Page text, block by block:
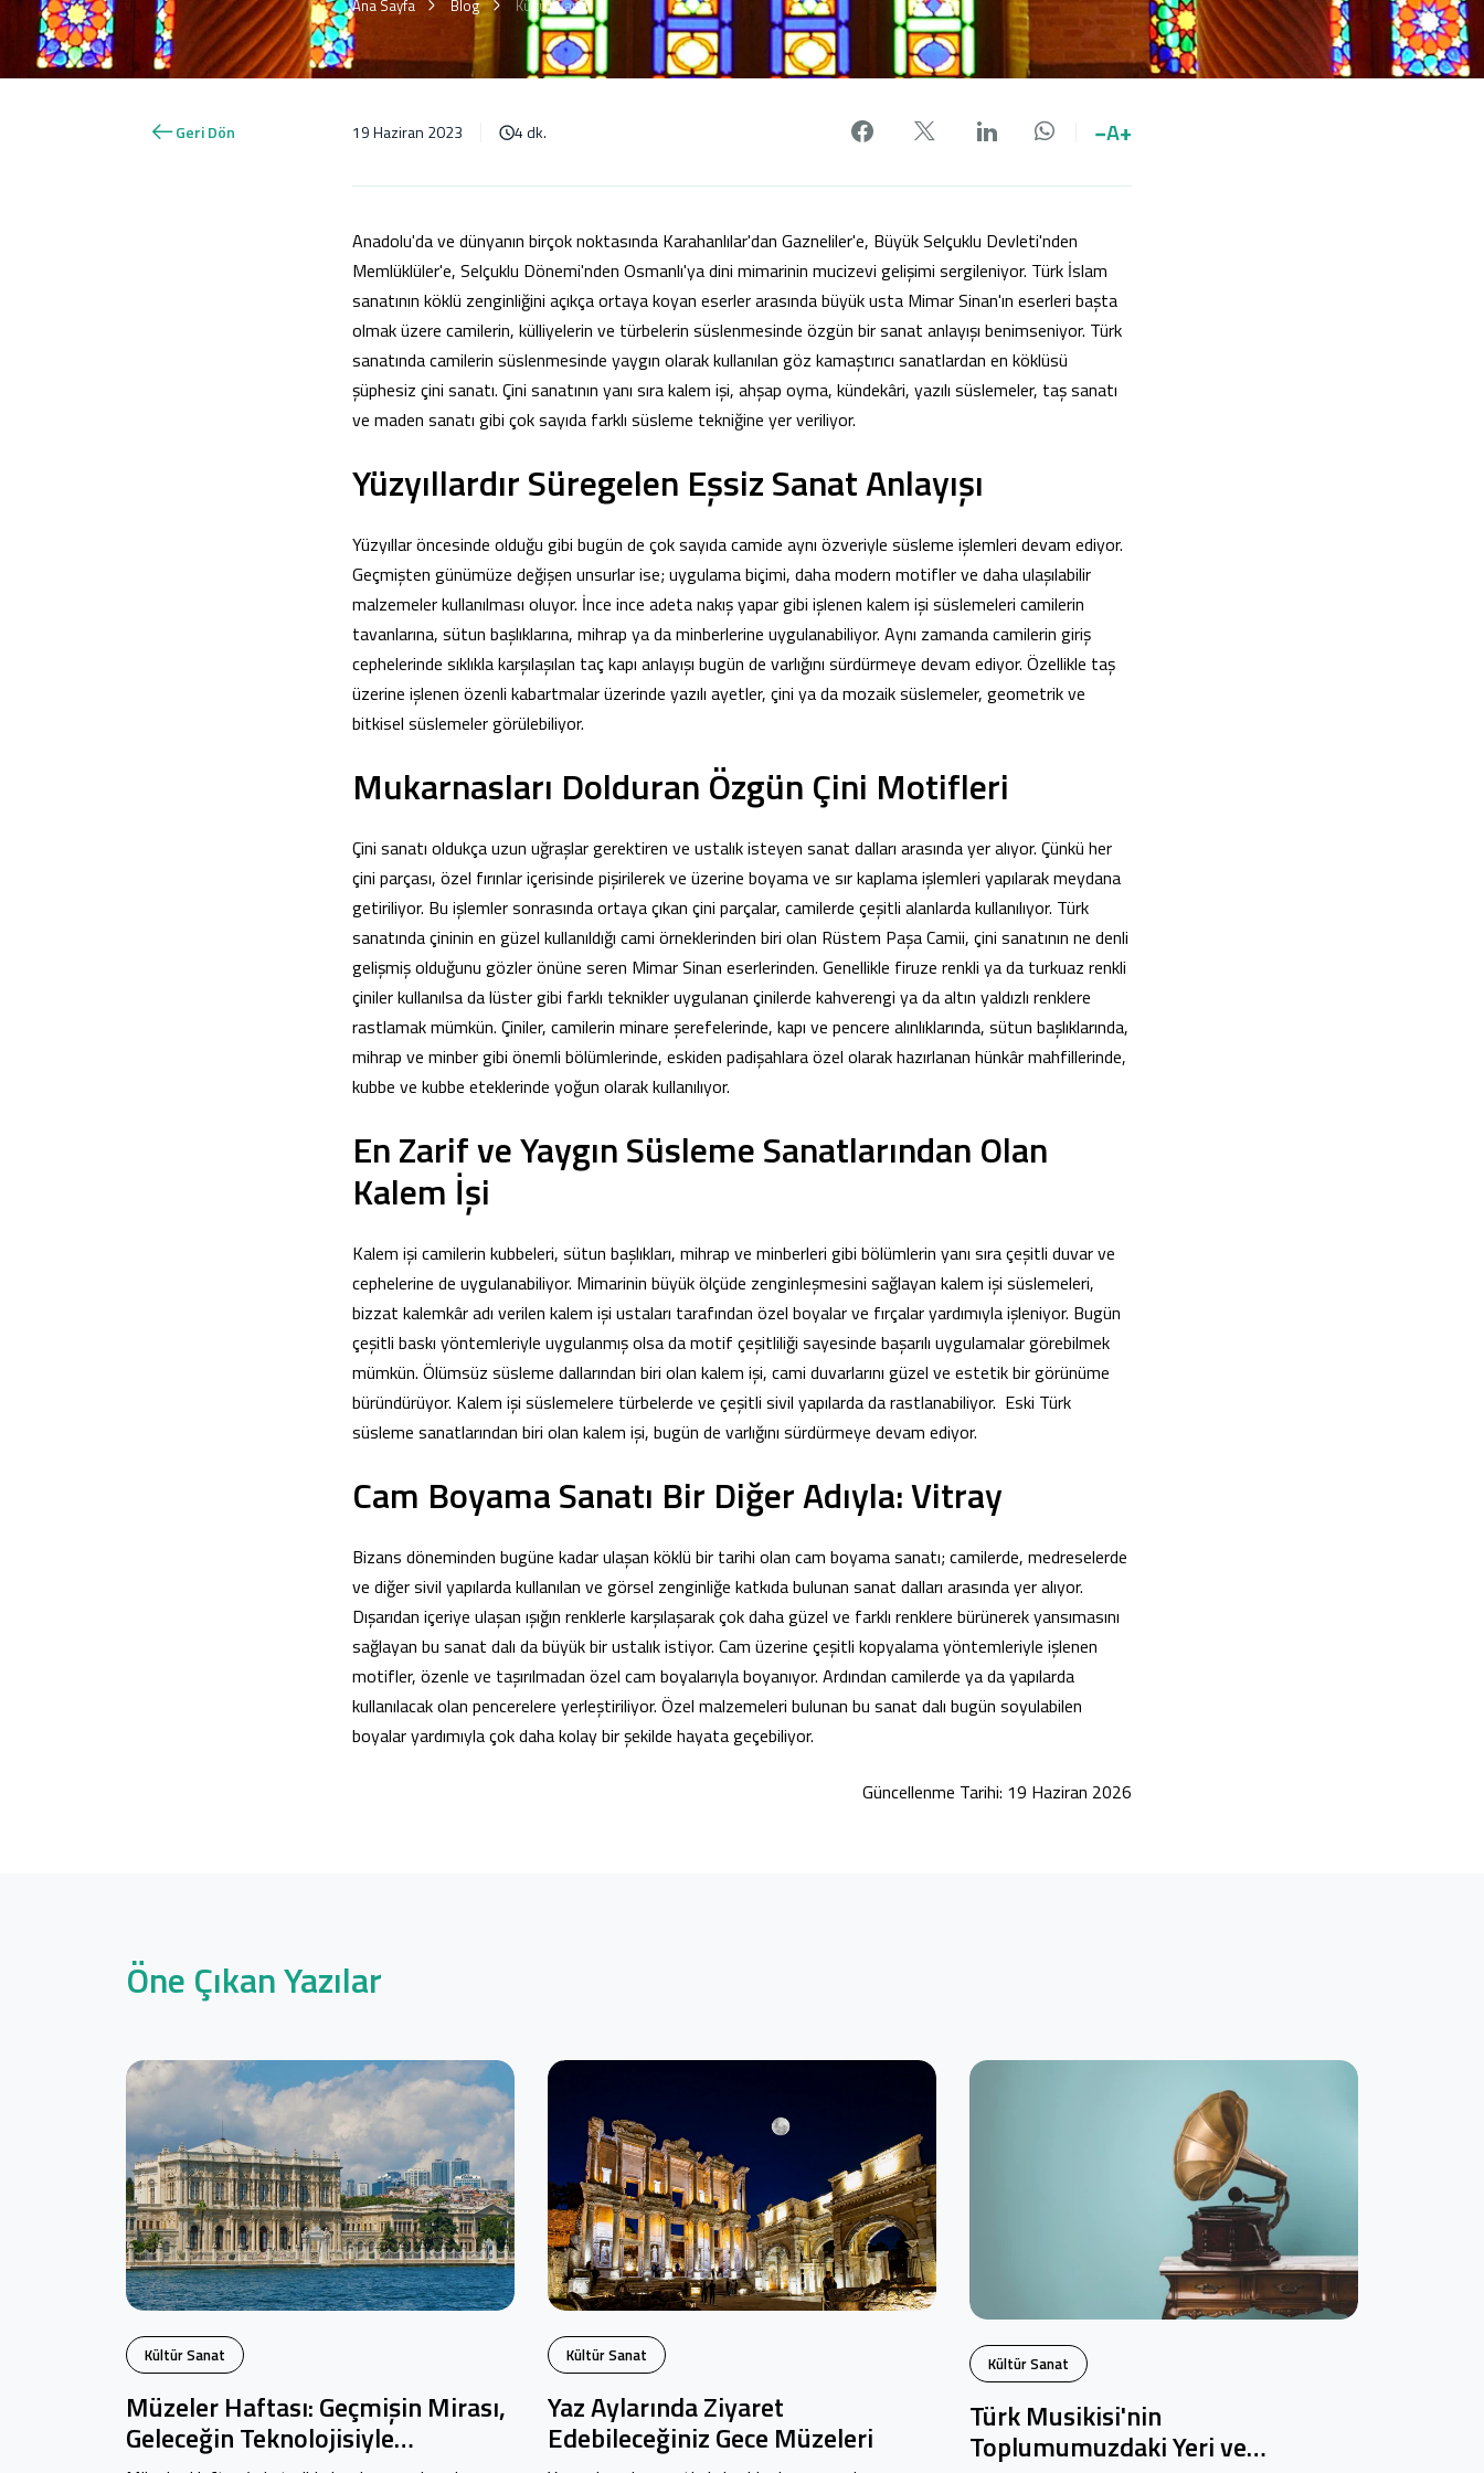
Ana Sayfa Blog Kültür Sanat
Geri Dön 19 Haziran 2023 4 dk. Facebook'da paylaş
X'de paylaşLinkedIn'de paylaş
Whatsapp'da paylaş
−A+
Anadolu'da ve dünyanın birçok noktasında Karahanlılar'dan Gazneliler'e, Büyük Selçuklu Devleti'nden
Memlüklüler'e, Selçuklu Dönemi'nden Osmanlı'ya dini mimarinin mucizevi gelişimi sergileniyor. Türk İslam
sanatının köklü zenginliğini açıkça ortaya koyan eserler arasında büyük usta Mimar Sinan'ın eserleri başta
olmak üzere camilerin, külliyelerin ve türbelerin süslenmesinde özgün bir sanat anlayışı benimseniyor. Türk
sanatında camilerin süslenmesinde yaygın olarak kullanılan göz kamaştırıcı sanatlardan en köklüsü
şüphesiz çini sanatı. Çini sanatının yanı sıra kalem işi, ahşap oyma, kündekâri, yazılı süslemeler, taş sanatı
ve maden sanatı gibi çok sayıda farklı süsleme tekniğine yer veriliyor.
Yüzyıllardır Süregelen Eşsiz Sanat Anlayışı
Yüzyıllar öncesinde olduğu gibi bugün de çok sayıda camide aynı özveriyle süsleme işlemleri devam ediyor.
Geçmişten günümüze değişen unsurlar ise; uygulama biçimi, daha modern motifler ve daha ulaşılabilir
malzemeler kullanılması oluyor. İnce ince adeta nakış yapar gibi işlenen kalem işi süslemeleri camilerin
tavanlarına, sütun başlıklarına, mihrap ya da minberlerine uygulanabiliyor. Aynı zamanda camilerin giriş
cephelerinde sıklıkla karşılaşılan taç kapı anlayışı bugün de varlığını sürdürmeye devam ediyor. Özellikle taş
üzerine işlenen özenli kabartmalar üzerinde yazılı ayetler, çini ya da mozaik süslemeler, geometrik ve
bitkisel süslemeler görülebiliyor.
Mukarnasları Dolduran Özgün Çini Motifleri
Çini sanatı oldukça uzun uğraşlar gerektiren ve ustalık isteyen sanat dalları arasında yer alıyor. Çünkü her
çini parçası, özel fırınlar içerisinde pişirilerek ve üzerine boyama ve sır kaplama işlemleri yapılarak meydana
getiriliyor. Bu işlemler sonrasında ortaya çıkan çini parçalar, camilerde çeşitli alanlarda kullanılıyor. Türk
sanatında çininin en güzel kullanıldığı cami örneklerinden biri olan Rüstem Paşa Camii, çini sanatının ne denli
gelişmiş olduğunu gözler önüne seren Mimar Sinan eserlerinden. Genellikle firuze renkli ya da turkuaz renkli
çiniler kullanılsa da lüster gibi farklı teknikler uygulanan çinilerde kahverengi ya da altın yaldızlı renklere
rastlamak mümkün. Çiniler, camilerin minare şerefelerinde, kapı ve pencere alınlıklarında, sütun başlıklarında,
mihrap ve minber gibi önemli bölümlerinde, eskiden padişahlara özel olarak hazırlanan hünkâr mahfillerinde,
kubbe ve kubbe eteklerinde yoğun olarak kullanılıyor.
En Zarif ve Yaygın Süsleme Sanatlarından Olan
Kalem İşi
Kalem işi camilerin kubbeleri, sütun başlıkları, mihrap ve minberleri gibi bölümlerin yanı sıra çeşitli duvar ve
cephelerine de uygulanabiliyor. Mimarinin büyük ölçüde zenginleşmesini sağlayan kalem işi süslemeleri,
bizzat kalemkâr adı verilen kalem işi ustaları tarafından özel boyalar ve fırçalar yardımıyla işleniyor. Bugün
çeşitli baskı yöntemleriyle uygulanmış olsa da motif çeşitliliği sayesinde başarılı uygulamalar görebilmek
mümkün. Ölümsüz süsleme dallarından biri olan kalem işi, cami duvarlarını güzel ve estetik bir görünüme
büründürüyor. Kalem işi süslemelere türbelerde ve çeşitli sivil yapılarda da rastlanabiliyor. Eski Türk
süsleme sanatlarından biri olan kalem işi, bugün de varlığını sürdürmeye devam ediyor.
Cam Boyama Sanatı Bir Diğer Adıyla: Vitray
Bizans döneminden bugüne kadar ulaşan köklü bir tarihi olan cam boyama sanatı; camilerde, medreselerde
ve diğer sivil yapılarda kullanılan ve görsel zenginliğe katkıda bulunan sanat dalları arasında yer alıyor.
Dışarıdan içeriye ulaşan ışığın renklerle karşılaşarak çok daha güzel ve farklı renklere bürünerek yansımasını
sağlayan bu sanat dalı da büyük bir ustalık istiyor. Cam üzerine çeşitli kopyalama yöntemleriyle işlenen
motifler, özenle ve taşırılmadan özel cam boyalarıyla boyanıyor. Ardından camilerde ya da yapılarda
kullanılacak olan pencerelere yerleştiriliyor. Özel malzemeleri bulunan bu sanat dalı bugün soyulabilen
boyalar yardımıyla çok daha kolay bir şekilde hayata geçebiliyor.
Güncellenme Tarihi: 19 Haziran 2026
Öne Çıkan Yazılar
Kültür Sanat
Müzeler Haftası: Geçmişin Mirası,
Geleceğin Teknolojisiyle
Kültür Sanat
Yaz Aylarında Ziyaret
Edebileceğiniz Gece Müzeleri
Kültür Sanat
Türk Musikisi'nin
Toplumumuzdaki Yeri ve